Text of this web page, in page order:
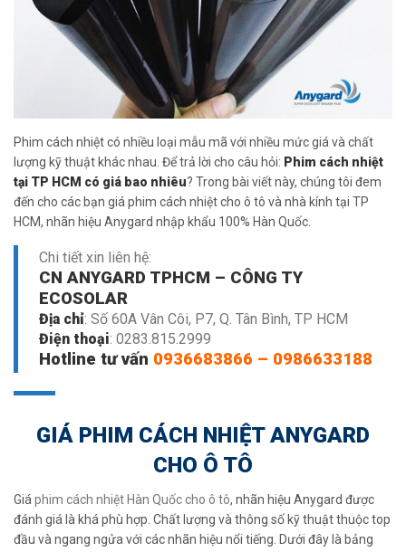
Phim cách nhiệt có nhiều loại mẫu mã với nhiều mức giá và chất
lượng kỹ thuật khác nhau. Để trả lời cho câu hỏi: Phim cách nhiệt
tại TP HCM có giá bao nhiêu? Trong bài viết này, chúng tôi đem
đến cho các bạn giá phim cách nhiệt cho ô tô và nhà kính tại TP
HCM, nhãn hiệu Anygard nhập khẩu 100% Hàn Quốc.
Chi tiết xin liên hệ:
CN ANYGARD TPHCM – CÔNG TY
ECOSOLAR
Địa chỉ: Số 60A Vân Côi, P7, Q. Tân Bình, TP HCM
Điện thoại: 0283.815.2999
Hotline tư vấn 0936683866 – 0986633188
GIÁ PHIM CÁCH NHIỆT ANYGARD
CHO Ô TÔ
Giáphim cách nhiệt Hàn Quốc cho ô tô, nhãn hiệu Anygard được
đánh giá là khá phù hợp. Chất lượng và thông số kỹ thuật thuộc top
đầu và ngang ngửa với các nhãn hiệu nổi tiếng. Dưới đây là bảng